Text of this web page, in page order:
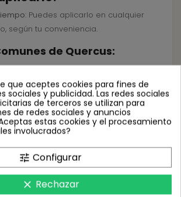
: Puedes aplicarlo en cualquier
según tu conveniencia.
de Quercus:
Alcornoque, Quejigo,
Roble Borne, Tocorno, Tocío, Turco,
Sardón, Xardón, Mataparda.
tu árbol es nuestro compromiso.
de la naturaleza! ????????
en línea y descubre Ynject FORESTA
tu pedido hoy mismo y dale a tus
que merecen! ¡Compra aquí!
que aceptes cookies para fines de
sociales y publicidad. Las redes sociales
de terceros se utilizan para
de redes sociales y anuncios
estas cookies y el procesamiento
involucrados?
tune Configurar
clear Rechazar